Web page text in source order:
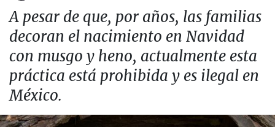
A pesar de que, por años, las familias
decoran el nacimiento en Navidad
con musgo y heno, actualmente esta
práctica está prohibida y es ilegal en
México.